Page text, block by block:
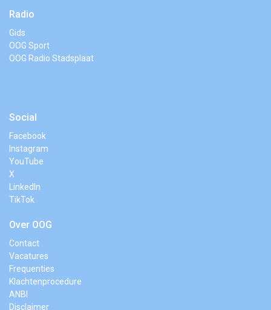
Radio
Gids
OOG Sport
OOG Radio Stadsplaat
Social
Facebook
Instagram
YouTube
X
LinkedIn
TikTok
Over OOG
Contact
Vacatures
Frequenties
Klachtenprocedure
ANBI
Disclaimer